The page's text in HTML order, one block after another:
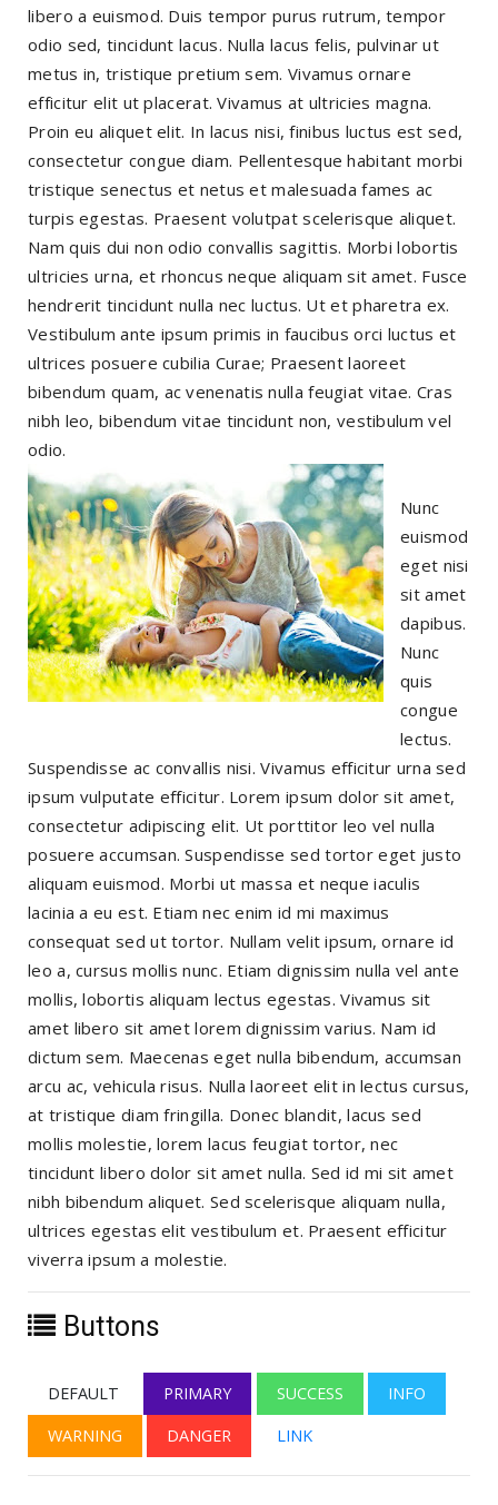
libero a euismod. Duis tempor purus rutrum, tempor
odio sed, tincidunt lacus. Nulla lacus felis, pulvinar ut
metus in, tristique pretium sem. Vivamus ornare
efficitur elit ut placerat. Vivamus at ultricies magna.
Proin eu aliquet elit. In lacus nisi, finibus luctus est sed,
consectetur congue diam. Pellentesque habitant morbi
tristique senectus et netus et malesuada fames ac
turpis egestas. Praesent volutpat scelerisque aliquet.
Nam quis dui non odio convallis sagittis. Morbi lobortis
ultricies urna, et rhoncus neque aliquam sit amet. Fusce
hendrerit tincidunt nulla nec luctus. Ut et pharetra ex.
Vestibulum ante ipsum primis in faucibus orci luctus et
ultrices posuere cubilia Curae; Praesent laoreet
bibendum quam, ac venenatis nulla feugiat vitae. Cras
nibh leo, bibendum vitae tincidunt non, vestibulum vel
odio.
Nunc
euismod
eget nisi
sit amet
dapibus.
Nunc
quis
congue
lectus.
Suspendisse ac convallis nisi. Vivamus efficitur urna sed
ipsum vulputate efficitur. Lorem ipsum dolor sit amet,
consectetur adipiscing elit. Ut porttitor leo vel nulla
posuere accumsan. Suspendisse sed tortor eget justo
aliquam euismod. Morbi ut massa et neque iaculis
lacinia a eu est. Etiam nec enim id mi maximus
consequat sed ut tortor. Nullam velit ipsum, ornare id
leo a, cursus mollis nunc. Etiam dignissim nulla vel ante
mollis, lobortis aliquam lectus egestas. Vivamus sit
amet libero sit amet lorem dignissim varius. Nam id
dictum sem. Maecenas eget nulla bibendum, accumsan
arcu ac, vehicula risus. Nulla laoreet elit in lectus cursus,
at tristique diam fringilla. Donec blandit, lacus sed
mollis molestie, lorem lacus feugiat tortor, nec
tincidunt libero dolor sit amet nulla. Sed id mi sit amet
nibh bibendum aliquet. Sed scelerisque aliquam nulla,
ultrices egestas elit vestibulum et. Praesent efficitur
viverra ipsum a molestie.
Buttons
DEFAULT PRIMARY SUCCESS
INFO
WARNING
DANGER LINK